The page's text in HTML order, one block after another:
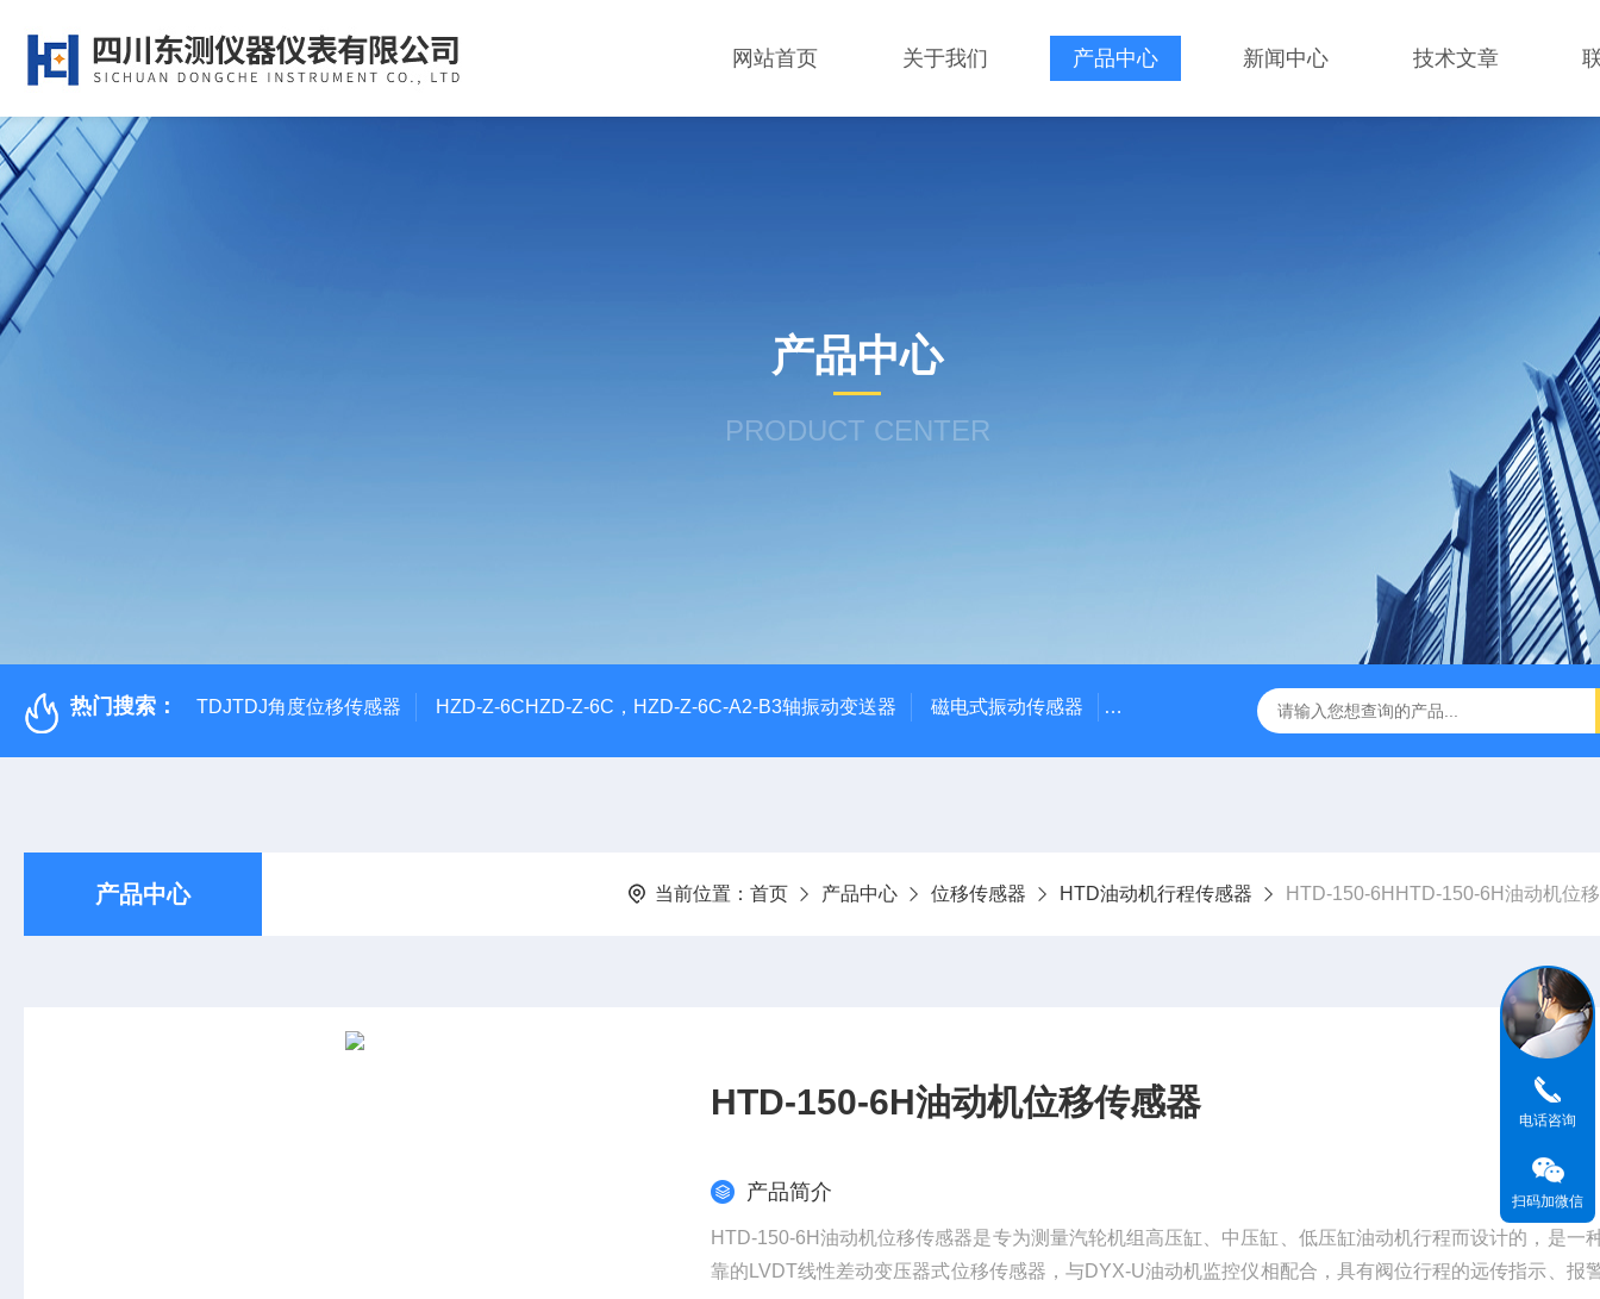
网站首页 关于我们 产品中心 新闻中心 技术文章
产品中心
PRODUCT CENTER
热门搜索： TDJTDJ角度位移传感器 HZD-Z-6CHZD-Z-6C，HZD-Z-6C-A2-B3轴振动变送器 磁电式振动传感器 NE3100电涡流位移传感器 三轴振动传感器 加速度
产品中心 当前位置： 首页 产品中心 位移传感器 HTD油动机行程传感器 HTD-150-6HHTD-150-6H油动机位
HTD-150-6H油动机位移传感器
产品简介
HTD-150-6H油动机位移传感器是专为测量汽轮机组高压缸、中压缸、低压缸油动机行程而设计的，是一
靠的LVDT线性差动变压器式位移传感器，与DYX-U油动机监控仪相配合，具有阀位行程的远传指示、报
电话咨询
扫码加微信